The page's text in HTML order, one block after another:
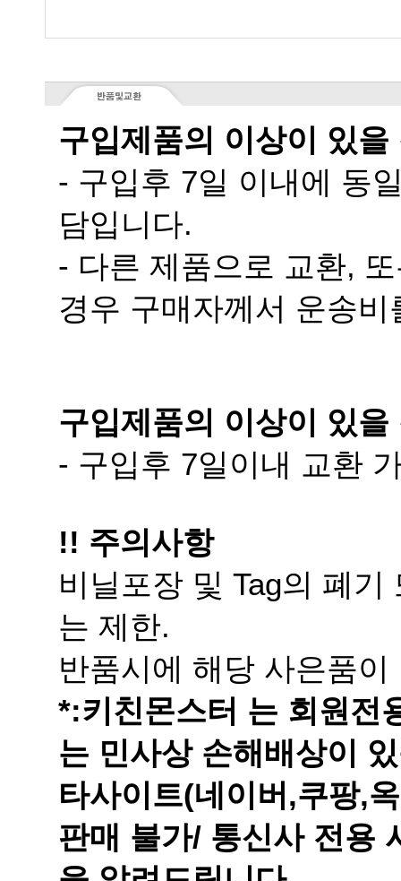
구입제품의 이상이 있을
담입니다.
경우 구매자께서 운송
구입제품의 이상이 있
- 구입후 7일이내 교환
!! 주의사항
는 제한.
반품시에 해당 사은품
는 민사상 손해배상이